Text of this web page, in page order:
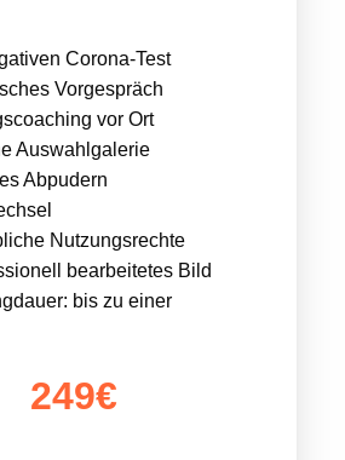
Corona-Test
Vorgespräch
vor Ort
Auswahlgalerie
Abpudern
Nutzungsrechte
bearbeitetes Bild
bis zu einer
249€